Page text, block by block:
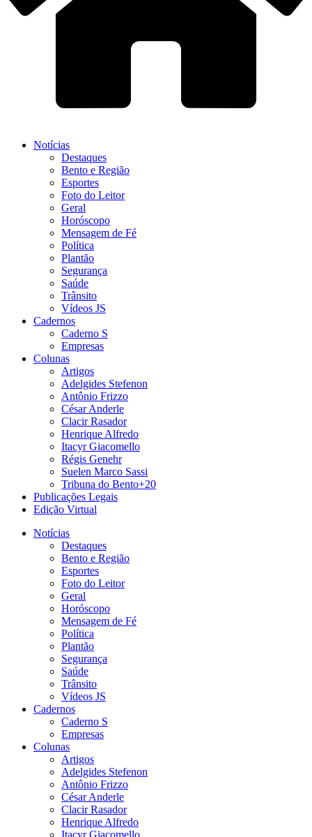
Notícias
Destaques
Bento e Região
Esportes
Foto do Leitor
Geral
Horóscopo
Mensagem de Fé
Política
Plantão
Segurança
Saúde
Trânsito
Vídeos JS
Cadernos
Caderno S
Empresas
Colunas
Artigos
Adelgides Stefenon
Antônio Frizzo
César Anderle
Clacir Rasador
Henrique Alfredo
Itacyr Giacomello
Régis Genehr
Suelen Marco Sassi
Tribuna do Bento+20
Publicações Legais
Edição Virtual
Notícias
Destaques
Bento e Região
Esportes
Foto do Leitor
Geral
Horóscopo
Mensagem de Fé
Política
Plantão
Segurança
Saúde
Trânsito
Vídeos JS
Cadernos
Caderno S
Empresas
Colunas
Artigos
Adelgides Stefenon
Antônio Frizzo
César Anderle
Clacir Rasador
Henrique Alfredo